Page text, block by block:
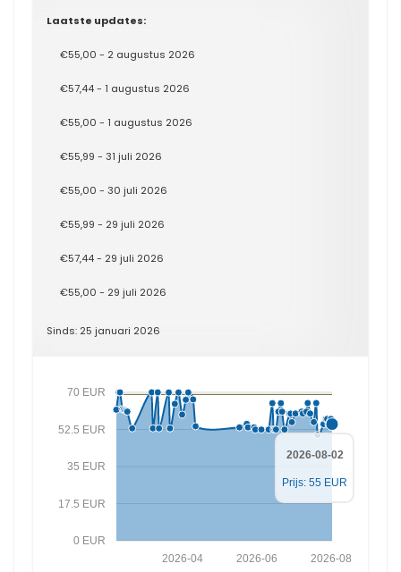
Laatste updates:
€55,00 - 2 augustus 2026
€57,44 - 1 augustus 2026
€55,00 - 1 augustus 2026
€55,99 - 31 juli 2026
€55,00 - 30 juli 2026
€55,99 - 29 juli 2026
€57,44 - 29 juli 2026
€55,00 - 29 juli 2026
Sinds: 25 januari 2026
0 EUR
17.5 EUR
35 EUR
52.5 EUR
70 EUR
2026-08
2026-06
2026-04
2026-08-02
Prijs: 55 EUR